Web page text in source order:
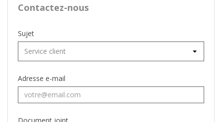
Contactez-nous
Sujet
Adresse e-mail